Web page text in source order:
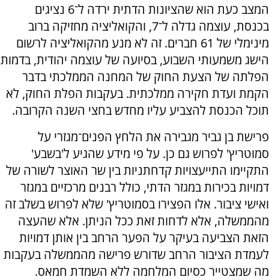
המצב כעת הוא שהציונות הדתית ירדה ל־6 נציגים
בכנסת, עוצמה גדלה ל־7, והקואליציה מחזיקה ברוב
מינימלי של 61 חברים. זה לא מנע מהקואליציה לרשום
הישג משמעותי השבוע, בסיועה של עוצמה יהודית, בדמות
הפלתה של הצעת החוק של המחנה הממלכתי בדבר
הקמת ועדת חקירה ממלכתית. בעקבות הפלת החוק, לא
תוכל הכנסת להצביע עליו מחדש בחצי השנה הקרובה.
פרישת בן גביר מגבירה את הלחץ הפנים־מגזרי על
סמוטריץ' לפרוש גם כן. על פי מידע שהגיע ל'בשבע'
התקיימו התייעצויות קדחתניות בין שר האוצר לשורה של
דמויות בכירות במגזר הדתי, כולל רבנים מרכזיים במגזר
ואישי ציבור. אלו הפצירו בסמוטריץ' שלא לפרוש בשלב זה
מהממשלה, אלא לדחות זאת ככל הניתן. אלא שהעצה
הזאת הצביעה בעיקר על הפער הרחב בין אותן דמויות
לעמדת הציבור הרחב שדורש פרישה מהממשלה בעקבות
מה שמצטייר כסיום המלחמה ללא השמדת חמאס.